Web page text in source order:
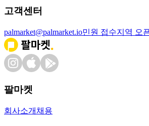
고객센터
palmarket@palmarket.io민원 접수지역 오
팔마켓
회사소개 채용